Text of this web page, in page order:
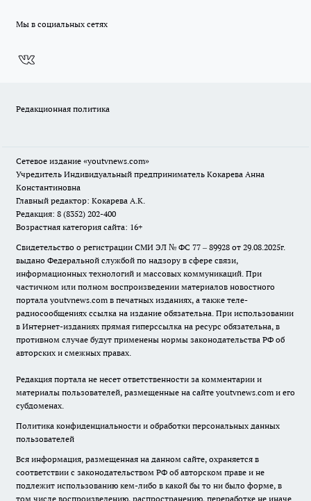
Мы в социальных сетях
Редакционная политика
Сетевое издание «youtvnews.com»
Учредитель Индивидуальный предприниматель Кокарева Анна
Константиновна
Главный редактор: Кокарева А.К.
Редакция: 8 (8352) 202-400
Возрастная категория сайта: 16+
Свидетельство о регистрации СМИ ЭЛ № ФС 77 – 89928 от 29.08.2025г.
выдано Федеральной службой по надзору в сфере связи,
информационных технологий и массовых коммуникаций. При
частичном или полном воспроизведении материалов новостного
портала youtvnews.com в печатных изданиях, а также теле-
радиосообщениях ссылка на издание обязательна. При использовании
в Интернет-изданиях прямая гиперссылка на ресурс обязательна, в
противном случае будут применены нормы законодательства РФ об
авторских и смежных правах.
Редакция портала не несет ответственности за комментарии и
материалы пользователей, размещенные на сайте youtvnews.com и его
субдоменах.
Политика конфиденциальности и обработки персональных данных
пользователей
Вся информация, размещенная на данном сайте, охраняется в
соответствии с законодательством РФ об авторском праве и не
подлежит использованию кем-либо в какой бы то ни было форме, в
том числе воспроизведению, распространению, переработке не иначе